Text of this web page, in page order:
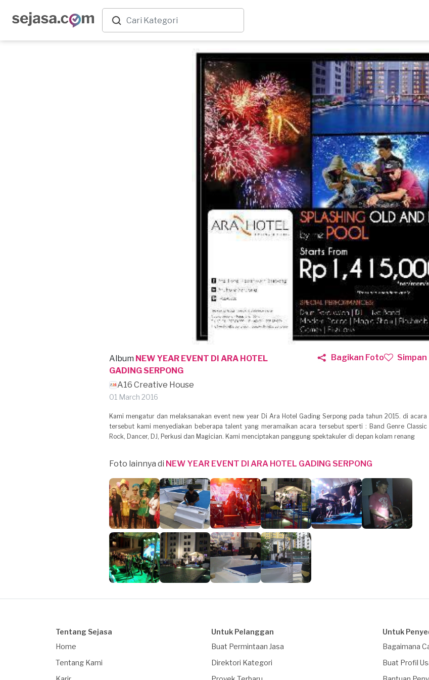
Album NEW YEAR EVENT DI ARA HOTEL
GADING SERPONG
A16 Creative House
01 March 2016
Bagikan Foto Simpan
Kami mengatur dan melaksanakan event new year Di Ara Hotel Gading Serpong pada tahun 2015. di acara
tersebut kami menyediakan beberapa talent yang meramaikan acara tersebut sperti : Band Genre Classic
Rock, Dancer, DJ, Perkusi dan Magician. Kami menciptakan panggung spektakuler di depan kolam renang
Foto lainnya di NEW YEAR EVENT DI ARA HOTEL GADING SERPONG
Tentang Sejasa
Home
Tentang Kami
Untuk Pelanggan
Buat Permintaan Jasa
Direktori Kategori
Untuk
Bagaimana
Buat Profil